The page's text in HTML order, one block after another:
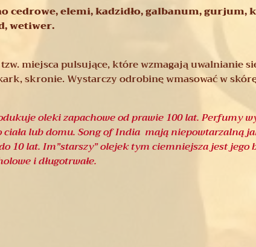
cedrowe, elemi, kadzidło, galbanum, gurjum,
wetiwer.
miejsca pulsujące, które wzmagają uwalnianie
skronie. Wystarczy odrobinę wmasować w
oleki zapachowe od prawie 100 lat. Perfumy
lub domu. Song of India mają niepowtarzalną
10 lat. Im”starszy” olejek tym ciemniejsza jest
i długotrwałe.